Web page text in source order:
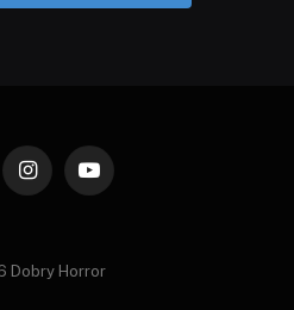
InstagramYouTube
Dobry Horror